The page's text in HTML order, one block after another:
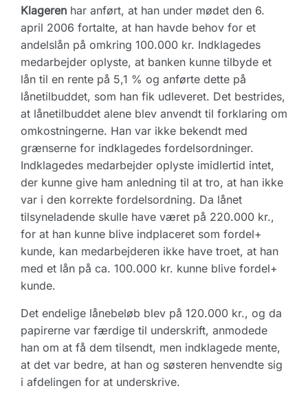
Klageren har anført, at han under mødet den 6.
april 2006 fortalte, at han havde behov for et
andelslån på omkring 100.000 kr. Indklagedes
medarbejder oplyste, at banken kunne tilbyde et
lån til en rente på 5,1 % og anførte dette på
lånetilbuddet, som han fik udleveret. Det bestrides,
at lånetilbuddet alene blev anvendt til forklaring om
omkostningerne. Han var ikke bekendt med
grænserne for indklagedes fordelsordninger.
Indklagedes medarbejder oplyste imidlertid intet,
der kunne give ham anledning til at tro, at han ikke
var i den korrekte fordelsordning. Da lånet
tilsyneladende skulle have været på 220.000 kr.,
for at han kunne blive indplaceret som fordel+
kunde, kan medarbejderen ikke have troet, at han
med et lån på ca. 100.000 kr. kunne blive fordel+
kunde.
Det endelige lånebeløb blev på 120.000 kr., og da
papirerne var færdige til underskrift, anmodede
han om at få dem tilsendt, men indklagede mente,
at det var bedre, at han og søsteren henvendte sig
i afdelingen for at underskrive.